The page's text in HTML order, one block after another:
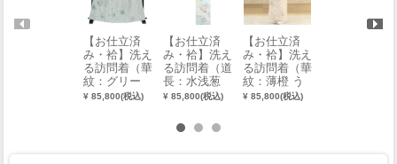
【お仕立済
み・袷】洗え
る訪問着（華
紋：グリー
ン）（M・
¥ 85,800(税込)
【お仕立済
み・袷】洗え
る訪問着（道
長：水浅葱
みずあさぎ）
¥ 85,800(税込)
【お仕立済
み・袷】洗え
る訪問着（華
紋：薄橙 う
すだいだい）
¥ 85,800(税込)